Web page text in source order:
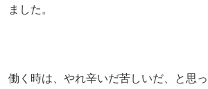
ました。
働く時は、やれ辛いだ苦しいだ、と思